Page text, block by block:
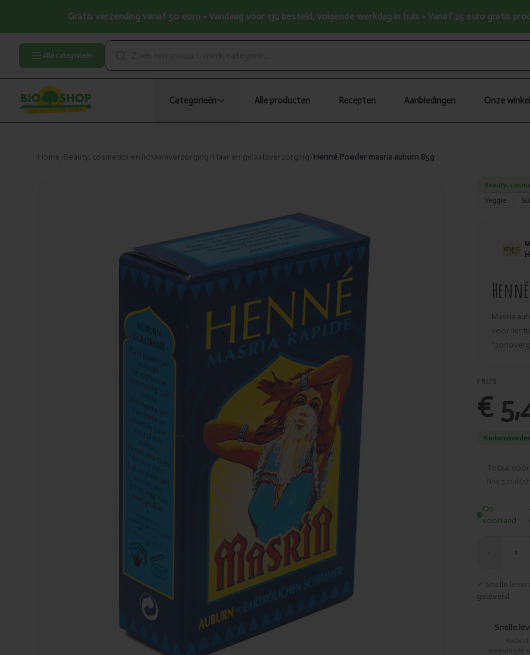
Gratis verzending vanaf 50 euro • Vandaag voor 13u besteld, volgende werkdag in huis • Vanaf 25 euro gratis
Alle categorieën
Categorieën Alle producten Recepten Aanbiedingen Onze
Home Beauty, cosmetica en lichaamverzorging Haar en gelaatsverzorging Henné Poeder masria auburn 85g
Beauty,
Veggie
Masria
voor
PRIJS
€
Totaal voor
Op
voorraad
− 1
✓ Snelle
geleverd
Snelle
Besteld
weekdagen